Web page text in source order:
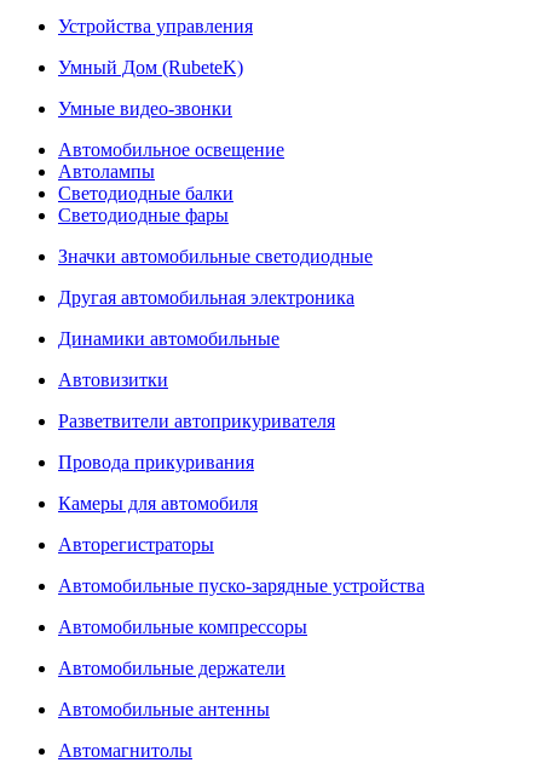
Устройства управления
Умный Дом (RubeteK)
Умные видео-звонки
Автомобильное освещение
Автолампы
Светодиодные балки
Светодиодные фары
Значки автомобильные светодиодные
Другая автомобильная электроника
Динамики автомобильные
Автовизитки
Разветвители автоприкуривателя
Провода прикуривания
Камеры для автомобиля
Авторегистраторы
Автомобильные пуско-зарядные устройства
Автомобильные компрессоры
Автомобильные держатели
Автомобильные антенны
Автомагнитолы